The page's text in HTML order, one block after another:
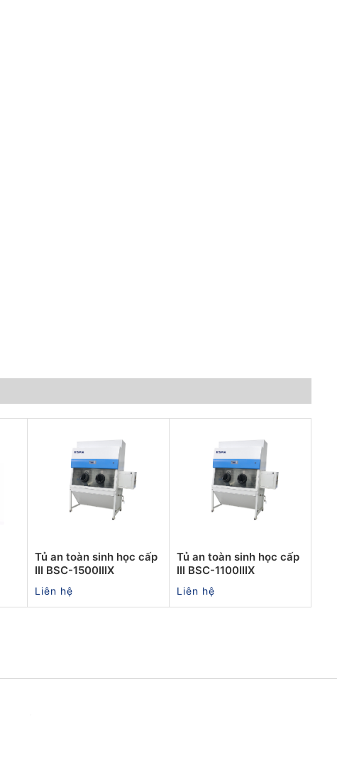
Tủ an toàn sinh học cấp
III BSC-1500IIIX
Liên hệ
Tủ an toàn sinh học cấp
III BSC-1100IIIX
Liên hệ